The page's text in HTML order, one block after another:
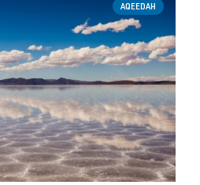
AQEEDAH